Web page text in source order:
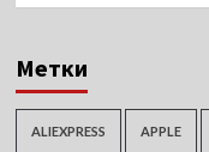
Метки
ALIEXPRESS APPLE